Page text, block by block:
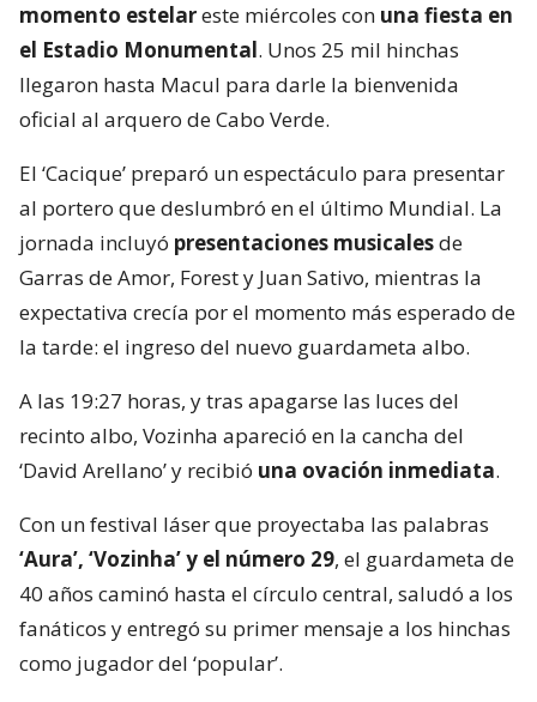
momento estelareste miércoles con una fiesta en
el Estadio Monumental. Unos 25 mil hinchas
llegaron hasta Macul para darle la bienvenida
oficial al arquero de Cabo Verde.
El ‘Cacique’ preparó un espectáculo para presentar
al portero que deslumbró en el último Mundial. La
jornada incluyó presentaciones musicalesde
Garras de Amor, Forest y Juan Sativo, mientras la
expectativa crecía por el momento más esperado de
la tarde: el ingreso del nuevo guardameta albo.
A las 19:27 horas, y tras apagarse las luces del
recinto albo, Vozinha apareció en la cancha del
‘David Arellano’ y recibió una ovación inmediata.
Con un festival láser que proyectaba las palabras
‘Aura’, ‘Vozinha’ y el número 29, el guardameta de
40 años caminó hasta el círculo central, saludó a los
fanáticos y entregó su primer mensaje a los hinchas
como jugador del ‘popular’.